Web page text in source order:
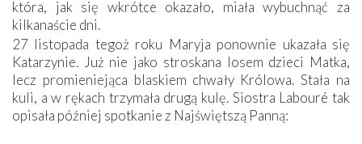
która, jak się wkrótce okazało, miała wybuchnąć za
kilkanaście dni.
27 listopada tegoż roku Maryja ponownie ukazała się
Katarzynie. Już nie jako stroskana losem dzieci Matka,
lecz promieniejąca blaskiem chwały Królowa. Stała na
kuli, a w rękach trzymała drugą kulę. Siostra Labouré tak
opisała później spotkanie z Najświętszą Panną: